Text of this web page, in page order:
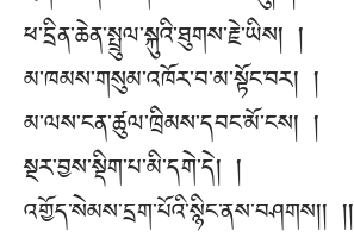
ཕ་དྲིན་ཆེན་སྤྲུལ་སྐུའི་ཐུགས་རྗེ་ཡིས། །
མ་ཁམས་གསུམ་འཁོར་བ་མ་སྟོང་བར། །
མ་ལས་ངན་ཚུལ་ཁྲིམས་དབང་མོ་ངས། །
སྔར་བྱས་སྡིག་པ་མི་དགེ་དེ། །
འགྱོད་སེམས་དྲག་པོའི་སྙིང་ནས་བཤགས།། །།